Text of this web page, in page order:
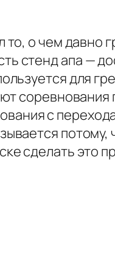
о чем давно
стенд апа —
для
соревнования
с
потому,
сделать это